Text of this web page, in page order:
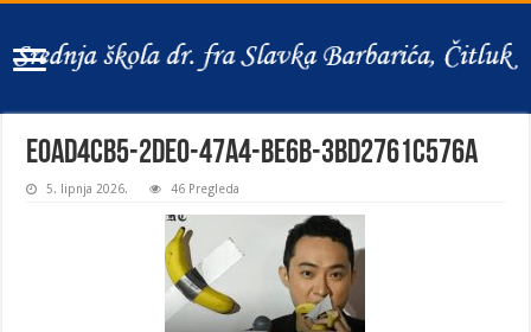
e0ad4cb5-2de0-47a4-be6b-3bd2761c576a
5. lipnja 2026. 46 Pregleda